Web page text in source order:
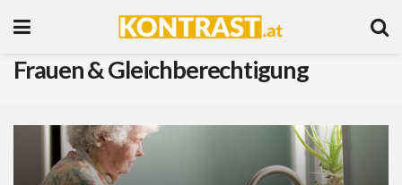
Frauen & Gleichberechtigung